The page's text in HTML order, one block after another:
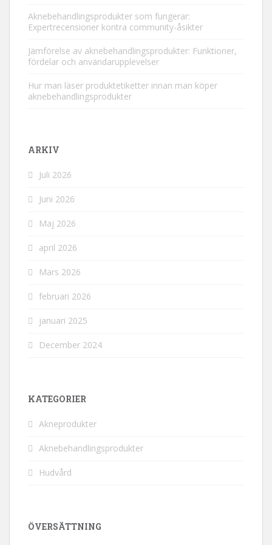
Aknebehandlingsprodukter som fungerar:
Expertrecensioner kontra community-åsikter
Jämförelse av aknebehandlingsprodukter: Funktioner,
fördelar och användarupplevelser
Hur man läser produktetiketter innan man köper
aknebehandlingsprodukter
ARKIV
Juli 2026
Juni 2026
Maj 2026
april 2026
Mars 2026
februari 2026
januari 2025
December 2024
KATEGORIER
Akneprodukter
Aknebehandlingsprodukter
Hudvård
ÖVERSÄTTNING